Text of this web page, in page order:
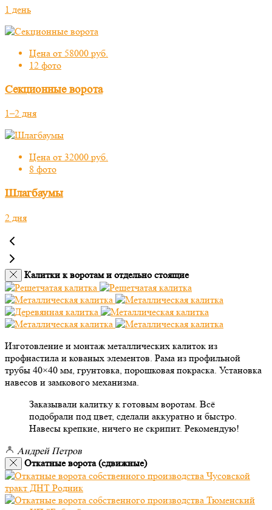
1 день
Цена от 58000 руб.
12 фото
Секционные ворота
1–2 дня
Цена от 32000 руб.
8 фото
Шлагбаумы
2 дня
Калитки к воротам и отдельно стоящие
Изготовление и монтаж металлических калиток из
профнастила и кованых элементов. Рама из профильной
трубы 40×40 мм, грунтовка, порошковая покраска. Установка
навесов и замкового механизма.
Заказывали калитку к готовым воротам. Всё
подобрали под цвет, сделали аккуратно и быстро.
Навесы крепкие, ничего не скрипит. Рекомендую!
Андрей Петров
Откатные ворота (сдвижные)